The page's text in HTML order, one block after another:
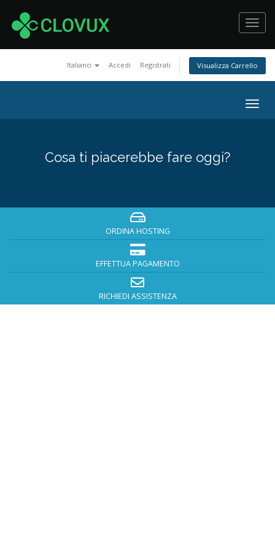
Italiano Accedi Registrati Visualizza Carrello
Cosa ti piacerebbe fare oggi?
ORDINA HOSTING
EFFETTUA PAGAMENTO
RICHIEDI ASSISTENZA